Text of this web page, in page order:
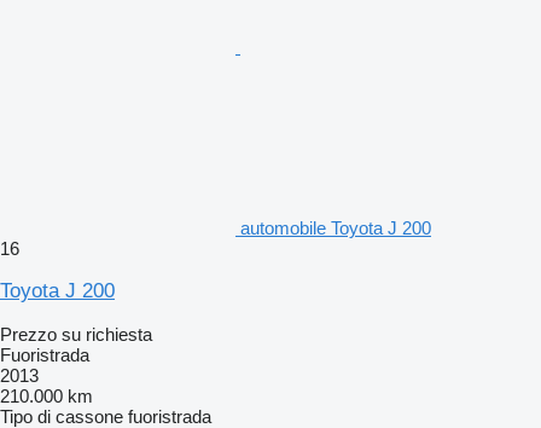
automobile Toyota J 200
16
Toyota J 200
Prezzo su richiesta
Fuoristrada
2013
210.000 km
Tipo di cassone fuoristrada